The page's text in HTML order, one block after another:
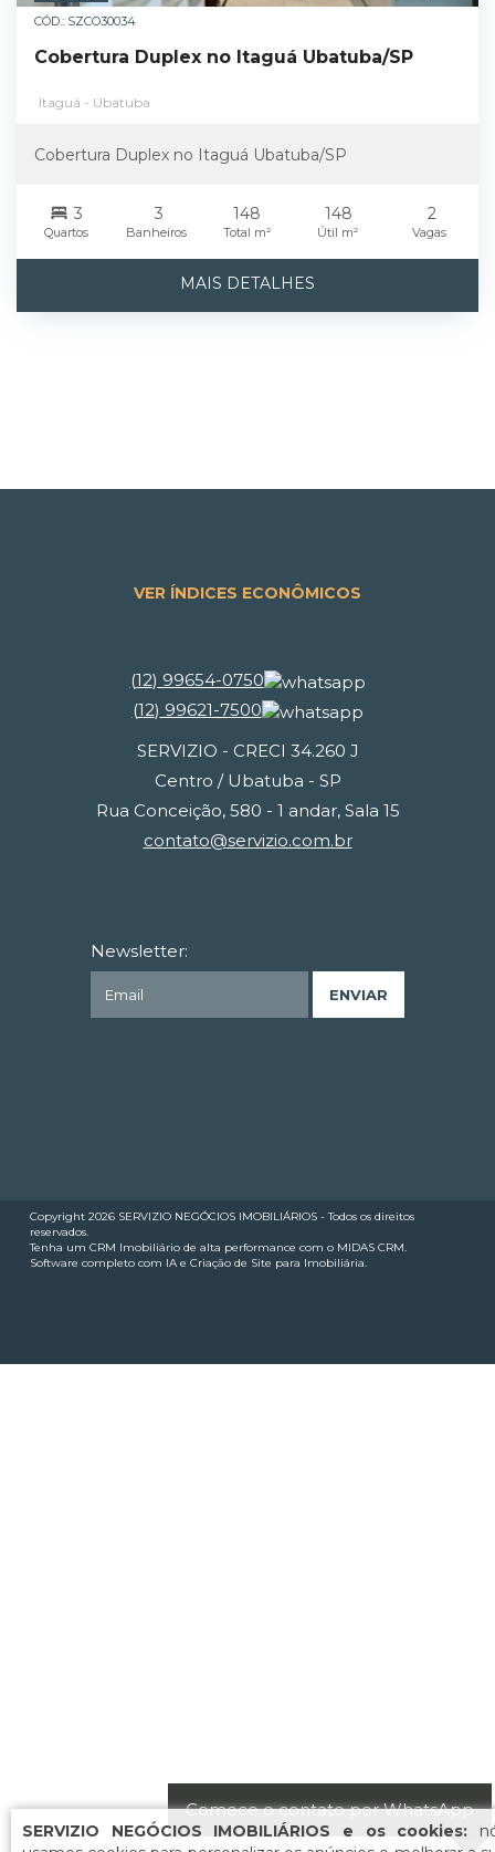
CÓD.: SZCO30034
Cobertura Duplex no Itaguá Ubatuba/SP
Itaguá - Ubatuba
Cobertura Duplex no Itaguá Ubatuba/SP
3
Quartos
3
Banheiros
148
Total m²
148
Útil m²
2
Vagas
MAIS DETALHES
VER ÍNDICES ECONÔMICOS
(12) 99654-0750
(12) 99621-7500
SERVIZIO - CRECI 34.260 J
Centro / Ubatuba - SP
Rua Conceição, 580 - 1 andar, Sala 15
contato@servizio.com.br
Newsletter:
Comece o contato por WhatsApp
Copyright 2026 SERVIZIO NEGÓCIOS IMOBILIÁRIOS - Todos os direitos
reservados.
Tenha um CRM Imobiliário de alta performance com o MIDAS CRM.
Software completo com IA e Criação de Site para Imobiliária.
SERVIZIO NEGÓCIOS IMOBILIÁRIOS e os cookies: